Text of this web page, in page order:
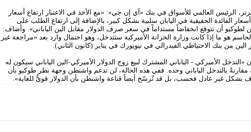
الرئيس العالمي للأسواق في بنك «آي إن جي»: «مع الأخذ في الاعتبار ارتفاع أسعار
الفائدة الحقيقية في اليابان سلبية بشكل كبير، بالإضافة إلى ارتفاع الطلب على
لطوكيو أن تتوقع انخفاضاً مستداماً في سعر صرف الدولار مقابل الين الياباني». وأضاف:
هو ما إذا كانت وزارة الخزانة الأميركية ستتدخل، وهو احتمال وارد بعد «مراجعة غير
الين من بنك الاحتياطي الفيدرالي في نيويورك في يناير (كانون الثاني).
«التدخل الأميركي - الياباني المشترك لبيع زوج الدولار الأميركي-الين الياباني سيكون له
مقارنةً بالتدخل الياباني وحده. ففي هذه الحالة، لن تدعم واشنطن وجهة نظر طوكيو بأن
بشكل غير عادل فحسب، بل قد تُرسّخ أيضاً قناعة واشنطن بأن الدولار قويٌّ للغاية».